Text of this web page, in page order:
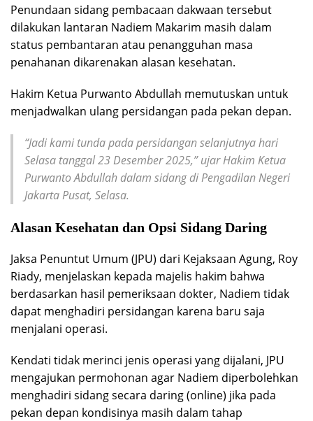
Penundaan sidang pembacaan dakwaan tersebut
dilakukan lantaran Nadiem Makarim masih dalam
status pembantaran atau penangguhan masa
penahanan dikarenakan alasan kesehatan.
Hakim Ketua Purwanto Abdullah memutuskan untuk
menjadwalkan ulang persidangan pada pekan depan.
“Jadi kami tunda pada persidangan selanjutnya hari
Selasa tanggal 23 Desember 2025,” ujar Hakim Ketua
Purwanto Abdullah dalam sidang di Pengadilan Negeri
Jakarta Pusat, Selasa.
Alasan Kesehatan dan Opsi Sidang Daring
Jaksa Penuntut Umum (JPU) dari Kejaksaan Agung, Roy
Riady, menjelaskan kepada majelis hakim bahwa
berdasarkan hasil pemeriksaan dokter, Nadiem tidak
dapat menghadiri persidangan karena baru saja
menjalani operasi.
Kendati tidak merinci jenis operasi yang dijalani, JPU
mengajukan permohonan agar Nadiem diperbolehkan
menghadiri sidang secara daring (online) jika pada
pekan depan kondisinya masih dalam tahap